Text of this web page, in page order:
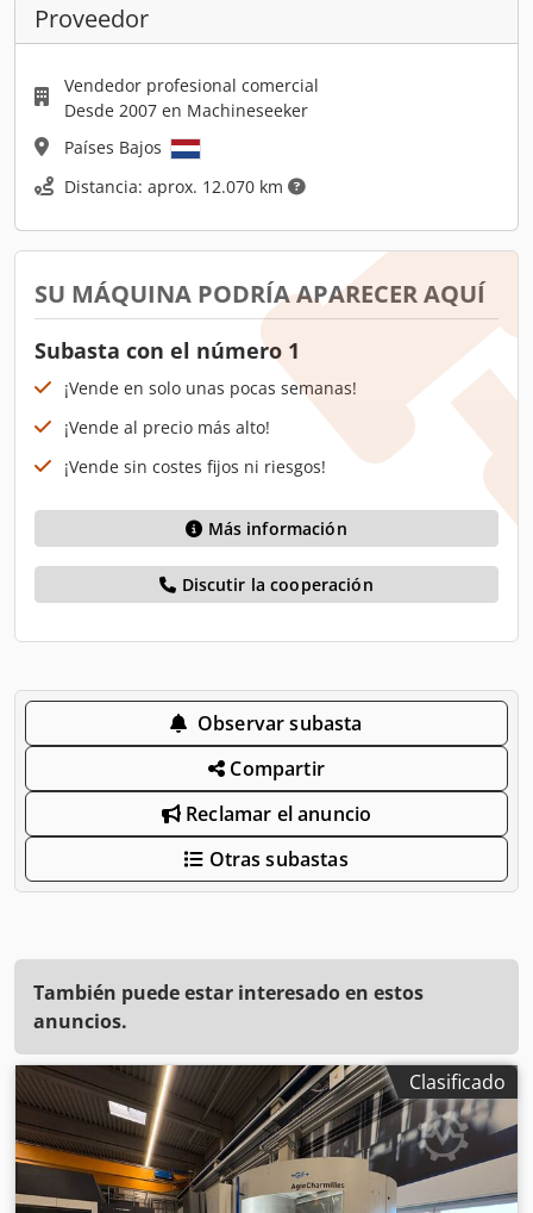
Proveedor
Vendedor profesional comercial
Desde 2007 en Machineseeker
Países Bajos
Distancia: aprox. 12.070 km
SU MÁQUINA PODRÍA APARECER AQUÍ
Subasta con el número 1
¡Vende en solo unas pocas semanas!
¡Vende al precio más alto!
¡Vende sin costes fijos ni riesgos!
Más información
Discutir la cooperación
Observar subasta
Compartir
Reclamar el anuncio
Otras subastas
También puede estar interesado en estos
anuncios.
Clasificado